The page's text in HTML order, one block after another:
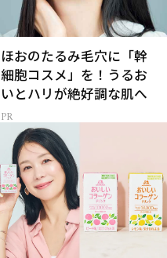
ほおのたるみ毛穴に「幹
細胞コスメ」を！うるお
いとハリが絶好調な肌へ